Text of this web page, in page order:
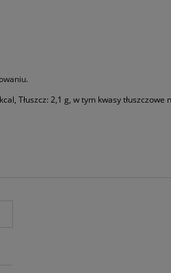
Tłuszcz: 2,1 g, w tym kwasy